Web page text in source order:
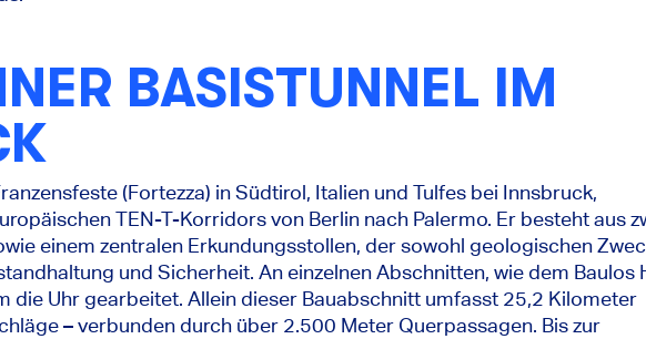
BASISTUNNEL IM
(Fortezza) in Südtirol, Italien und Tulfes bei Innsbruck,
TEN-T-Korridors von Berlin nach Palermo. Er besteht aus
einem zentralen Erkundungsstollen, der sowohl geologischen
und Sicherheit. An einzelnen Abschnitten, wie dem Baulos
die Uhr gearbeitet. Allein dieser Bauabschnitt umfasst 25,2 Kilometer
– verbunden durch über 2.500 Meter Querpassagen. Bis zur